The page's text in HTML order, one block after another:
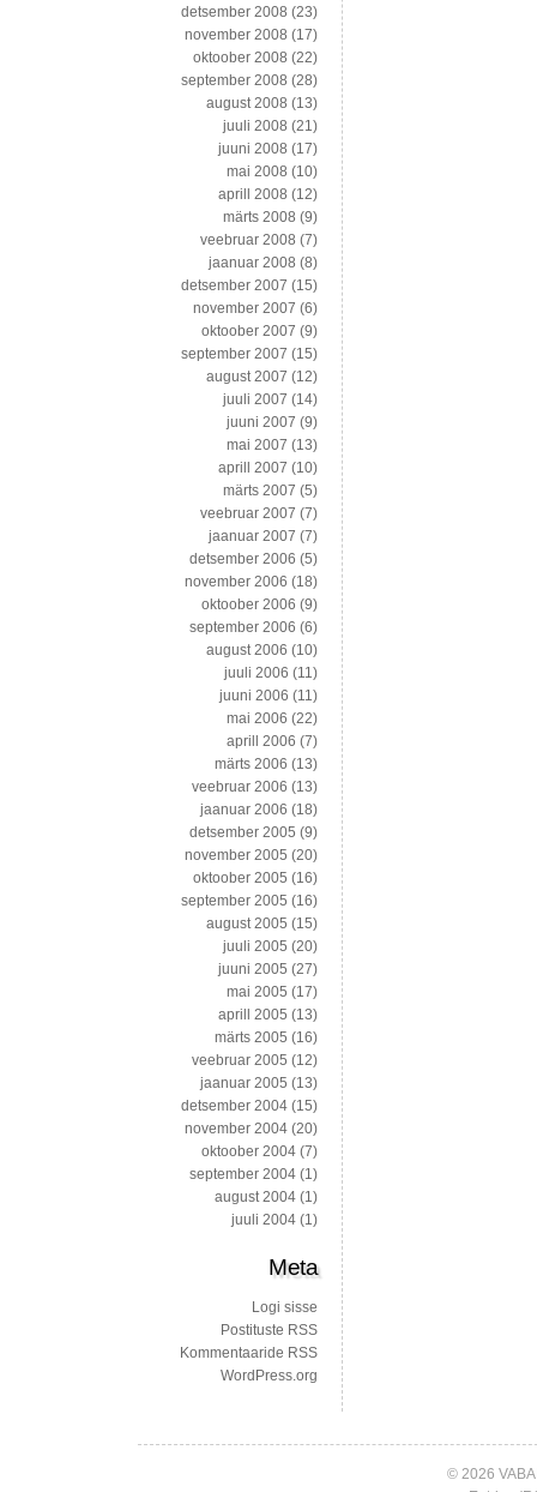
detsember 2008 (23)
november 2008 (17)
oktoober 2008 (22)
september 2008 (28)
august 2008 (13)
juuli 2008 (21)
juuni 2008 (17)
mai 2008 (10)
aprill 2008 (12)
märts 2008 (9)
veebruar 2008 (7)
jaanuar 2008 (8)
detsember 2007 (15)
november 2007 (6)
oktoober 2007 (9)
september 2007 (15)
august 2007 (12)
juuli 2007 (14)
juuni 2007 (9)
mai 2007 (13)
aprill 2007 (10)
märts 2007 (5)
veebruar 2007 (7)
jaanuar 2007 (7)
detsember 2006 (5)
november 2006 (18)
oktoober 2006 (9)
september 2006 (6)
august 2006 (10)
juuli 2006 (11)
juuni 2006 (11)
mai 2006 (22)
aprill 2006 (7)
märts 2006 (13)
veebruar 2006 (13)
jaanuar 2006 (18)
detsember 2005 (9)
november 2005 (20)
oktoober 2005 (16)
september 2005 (16)
august 2005 (15)
juuli 2005 (20)
juuni 2005 (27)
mai 2005 (17)
aprill 2005 (13)
märts 2005 (16)
veebruar 2005 (12)
jaanuar 2005 (13)
detsember 2004 (15)
november 2004 (20)
oktoober 2004 (7)
september 2004 (1)
august 2004 (1)
juuli 2004 (1)
Meta
Logi sisse
Postituste RSS
Kommentaaride RSS
WordPress.org
© 2026